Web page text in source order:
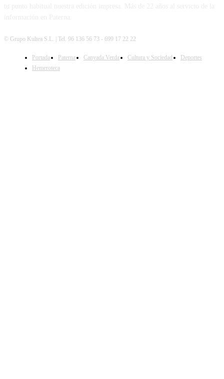
SÍGUENOS
© Grupo Kultea S.L. | Tel. 96 136 56 73 - 699 17 22 22
Portada Paterna Canyada Verda Cultura y Sociedad
Deportes
Hemeroteca